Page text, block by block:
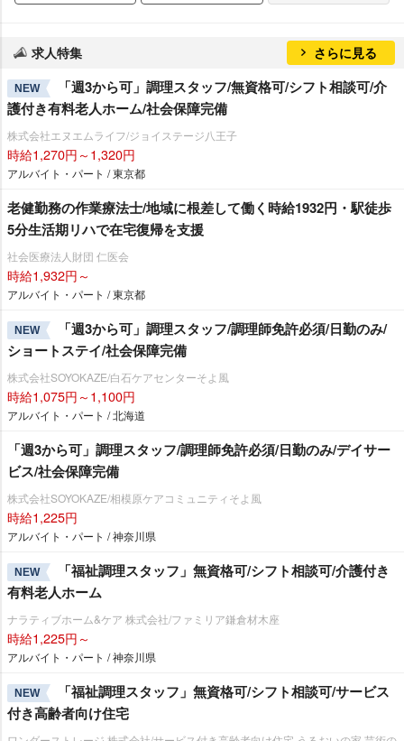
求人特集 さらに見る
NEW
「週3から可」調理スタッフ/無資格可/シフト相談可/介
護付き有料老人ホーム/社会保障完備
株式会社エヌエムライフ/ジョイステージ八王子
時給1,270円～1,320円
アルバイト・パート / 東京都
老健勤務の作業療法士/地域に根差して働く時給1932円・駅徒歩
5分生活期リハで在宅復帰を支援
社会医療法人財団 仁医会
時給1,932円～
アルバイト・パート / 東京都
NEW
「週3から可」調理スタッフ/調理師免許必須/日勤のみ/
ショートステイ/社会保障完備
株式会社SOYOKAZE/白石ケアセンターそよ風
時給1,075円～1,100円
アルバイト・パート / 北海道
「週3から可」調理スタッフ/調理師免許必須/日勤のみ/デイサー
ビス/社会保障完備
株式会社SOYOKAZE/相模原ケアコミュニティそよ風
時給1,225円
アルバイト・パート / 神奈川県
NEW
「福祉調理スタッフ」無資格可/シフト相談可/介護付き
有料老人ホーム
ナラティブホーム&ケア 株式会社/ファミリア鎌倉材木座
時給1,225円～
アルバイト・パート / 神奈川県
NEW
「福祉調理スタッフ」無資格可/シフト相談可/サービス
付き高齢者向け住宅